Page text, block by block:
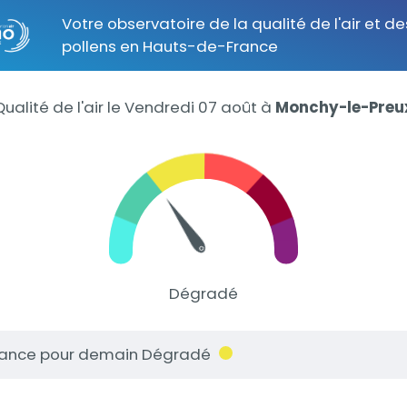
Votre observatoire de la qualité de l'air et
pollens en Hauts-de-France
de l'air le Vendredi 07 août à Monchy-le-
Dégradé
pour demain Dégradé